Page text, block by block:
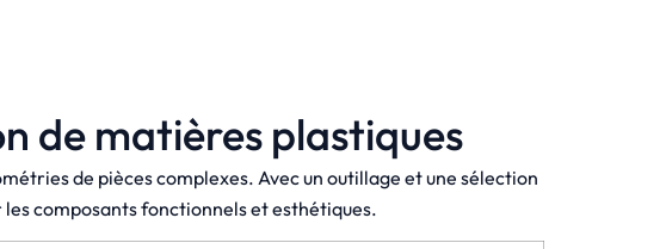
par
Moules familiaux
Mouler plusieurs pièces différentes en un seul
cycle, en optimisant le temps de production et en
de matières plastiques
de pièces complexes. Avec un outillage et une sélection
composants fonctionnels et esthétiques.